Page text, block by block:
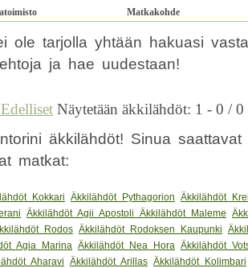
Matkakohde
ole tarjolla yhtään hakuasi
ja hae uudestaan!
Näytetään äkkilähdöt: 1 - 0 / 0
äkkilähdöt! Sinua
matkat:
Kokkari Äkkilähdöt Pythagorion Äkkilähdöt
Äkkilähdöt Agii Apostoli Äkkilähdöt Maleme
Rodos Äkkilähdöt Rodoksen Kaupunki
Agia Marina Äkkilähdöt Nea Hora Äkkilähdöt
Aharavi Äkkilähdöt Arillas Äkkilähdöt Kolimbari